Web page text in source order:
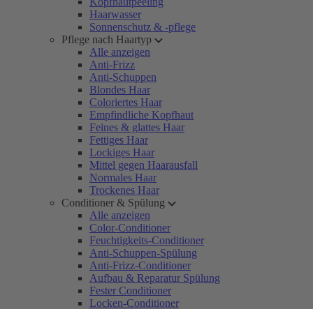
Haarwasser
Sonnenschutz & -pflege
Pflege nach Haartyp
Alle anzeigen
Anti-Frizz
Anti-Schuppen
Blondes Haar
Coloriertes Haar
Empfindliche Kopfhaut
Feines & glattes Haar
Fettiges Haar
Lockiges Haar
Mittel gegen Haarausfall
Normales Haar
Trockenes Haar
Conditioner & Spülung
Alle anzeigen
Color-Conditioner
Feuchtigkeits-Conditioner
Anti-Schuppen-Spülung
Anti-Frizz-Conditioner
Aufbau & Reparatur Spülung
Fester Conditioner
Locken-Conditioner